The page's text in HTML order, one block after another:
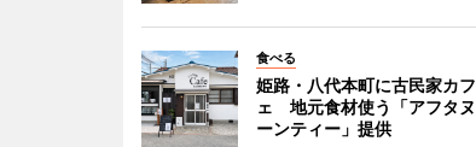
食べる
姫路・八代本町に古民家カフ
ェ 地元食材使う「アフタヌ
ーンティー」提供